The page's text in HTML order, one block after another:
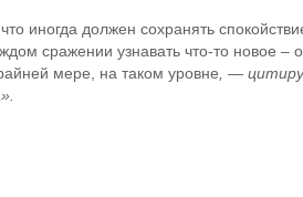
иногда должен сохранять
сражении узнавать что-то новое – о
мере, на таком уровне , —